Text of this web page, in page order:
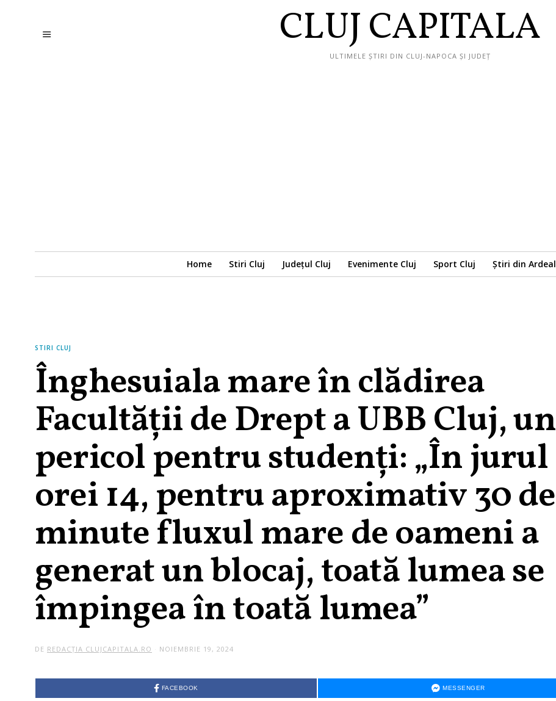
CLUJ CAPITALA
ULTIMELE ȘTIRI DIN CLUJ-NAPOCA ȘI JUDEȚ
Home Stiri Cluj Județul Cluj Evenimente Cluj Sport Cluj Știri din Ardeal
STIRI CLUJ
Înghesuiala mare în clădirea
Facultății de Drept a UBB Cluj, un
pericol pentru studenți: „În jurul
orei 14, pentru aproximativ 30 de
minute fluxul mare de oameni a
generat un blocaj, toată lumea se
împingea în toată lumea”
DE REDACȚIA CLUJCAPITALA.RO NOIEMBRIE 19, 2024
FACEBOOK MESSENGER